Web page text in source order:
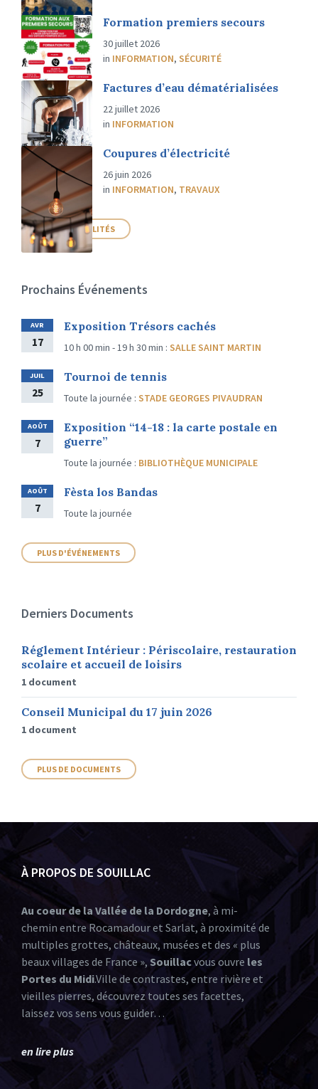
Formation premiers secours
30 juillet 2026
in INFORMATION, SÉCURITÉ
Factures d’eau dématérialisées
22 juillet 2026
in INFORMATION
Coupures d’électricité
26 juin 2026
in INFORMATION, TRAVAUX
PLUS D'ACTUALITÉS
Prochains Événements
AVR
17
Exposition Trésors cachés
10 h 00 min - 19 h 30 min : SALLE SAINT MARTIN
JUIL
25
Tournoi de tennis
Toute la journée : STADE GEORGES PIVAUDRAN
AOÛT
7
Exposition “14-18 : la carte postale en
guerre”
Toute la journée : BIBLIOTHÈQUE MUNICIPALE
AOÛT
7
Fèsta los Bandas
Toute la journée
PLUS D'ÉVÉNEMENTS
Derniers Documents
Réglement Intérieur : Périscolaire, restauration
scolaire et accueil de loisirs
1 document
Conseil Municipal du 17 juin 2026
1 document
PLUS DE DOCUMENTS
À PROPOS DE SOUILLAC
Au coeur de la Vallée de la Dordogne, à mi-
chemin entre Rocamadour et Sarlat, à proximité de
multiples grottes, châteaux, musées et des « plus
beaux villages de France », Souillacvous ouvre les
Portes du Midi.Ville de contrastes, entre rivière et
vieilles pierres, découvrez toutes ses facettes,
laissez vos sens vous guider…
en lire plus